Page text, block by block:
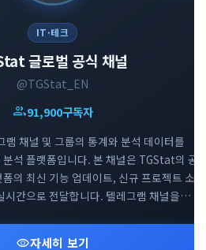
IT·테크
글로벌 공식 채널
@TGStat_EN
group91,900구독자
채널 및 그룹의 통계와 분석 데이터를
석 플랫폼입니다. 본 채널은 TGStat의 공
의 최신 기능 업데이트, 신규 프로젝트 소
시간으로 전달합니다. 텔레그램 채널을
인사이트를 제공합니다. 함께 운영되는 공
visibility자세히 보기